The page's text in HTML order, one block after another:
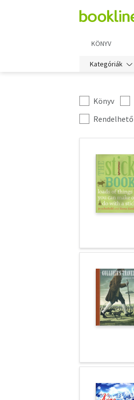
KÖNYV
Kategóriák
Kategória
szűrés
Könyv
További
szűrők
Rendelhető